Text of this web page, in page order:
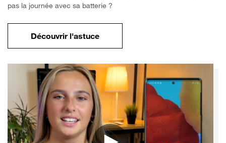
pas la journée avec sa batterie ?
Découvrir l'astucepour Comment optimiser la batterie de